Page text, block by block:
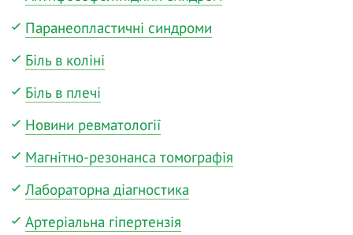
Паранеопластичні синдроми
Біль в коліні
Біль в плечі
Новини ревматології
Магнітно-резонанса томографія
Лабораторна діагностика
Артеріальна гіпертензія